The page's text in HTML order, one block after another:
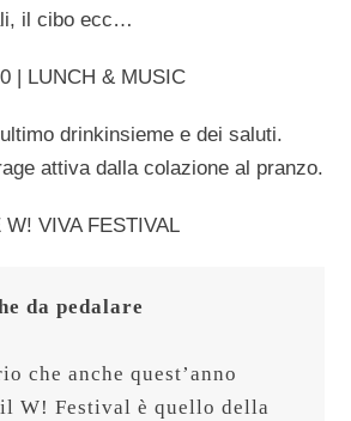
il cibo ecc…
| LUNCH & MUSIC
drinkinsieme e dei saluti.
attiva dalla colazione al pranzo.
VIVA FESTIVAL
da pedalare
che anche quest’anno
W! Festival è quello della